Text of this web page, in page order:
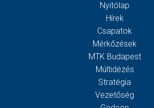
Nyitólap
Hírek
Csapatok
Mérkőzések
MTK Budapest
Múltidézés
Stratégia
Vezetőség